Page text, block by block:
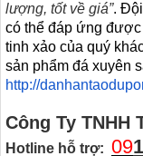
lượng, tốt về giá”. Đội
có thể đáp ứng
tinh xảo của quý
sản phẩm đá xuyên
http://
Công Ty TNHH
Hotline hỗ trợ: 09